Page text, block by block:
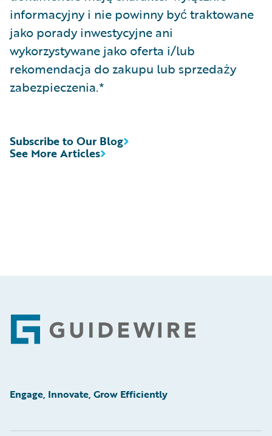
informacyjny i nie powinny być traktowane
jako porady inwestycyjne ani
wykorzystywane jako oferta i/lub
rekomendacja do zakupu lub sprzedaży
zabezpieczenia.*
See More Articles
Subscribe to Our Blog
Footer
Engage, Innovate, Grow Efficiently